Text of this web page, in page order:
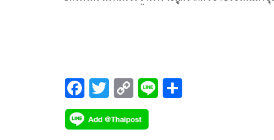
F
ac
e
T
wi
tt
C
o
p
Li